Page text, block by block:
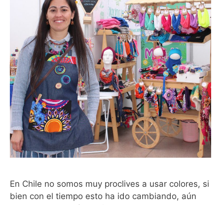
En Chile no somos muy proclives a usar colores, si
bien con el tiempo esto ha ido cambiando, aún